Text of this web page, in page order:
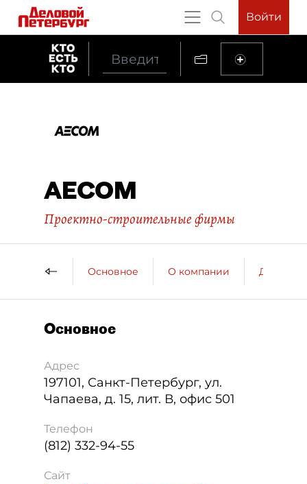
Войти
AECOM
Проектно-строительные фирмы
Основное О компании ДП о
Основное
Адрес
197101, Санкт-Петербург, ул.
Чапаева, д. 15, лит. В, офис 501
Телефон
(812) 332-94-55
Сайт